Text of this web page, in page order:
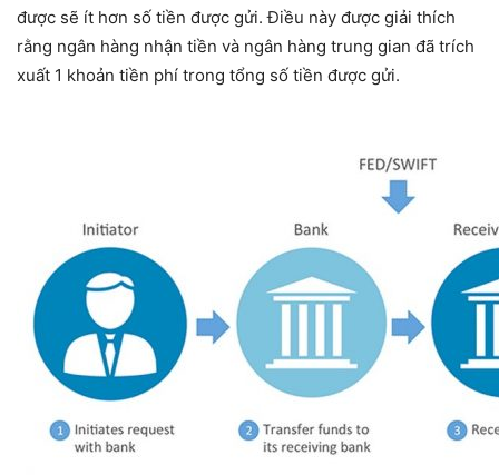
được sẽ ít hơn số tiền được gửi. Điều này được giải thích
rằng ngân hàng nhận tiền và ngân hàng trung gian đã trích
xuất 1 khoản tiền phí trong tổng số tiền được gửi.